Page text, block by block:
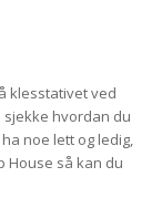
klesstativet ved
hvordan du
noe lett og ledig,
House så kan du